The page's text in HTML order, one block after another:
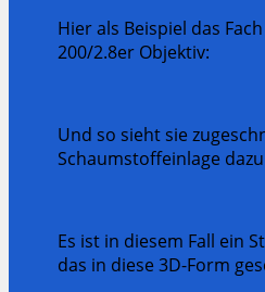
Hier als Beispiel das
200/2.8er Objektiv:
Und so sieht sie
Schaumstoffeinlage
Es ist in diesem Fall ein
das in diese 3D-Form